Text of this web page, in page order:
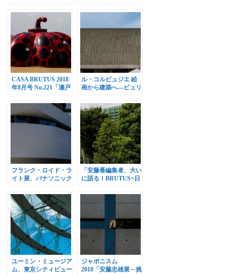
CASA BRUTUS 2018
年8月号 No.221「瀬戸
ル・コルビュジエ 絵
画から建築へ―ピュリ
美術館で開催
フランク・ロイド・ラ
イト展、パナソニック
「安藤番編集者、大い
に語る！BRUTUS×日
開催
ユーミン・ミュージア
ム、東京シティビュー
ジャポニスム
2018「安藤忠雄展－挑